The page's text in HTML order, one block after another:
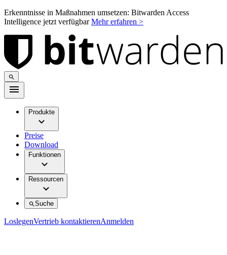
Erkenntnisse in Maßnahmen umsetzen: Bitwarden Access
Intelligence jetzt verfügbarMehr erfahren >
Produkte
Preise
Download
Funktionen
Ressourcen
Suche
LoslegenVertrieb kontaktierenAnmelden